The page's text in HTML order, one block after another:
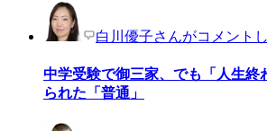
白川優子さんがコメント
中学受験で御三家、でも「人生
られた「普通」